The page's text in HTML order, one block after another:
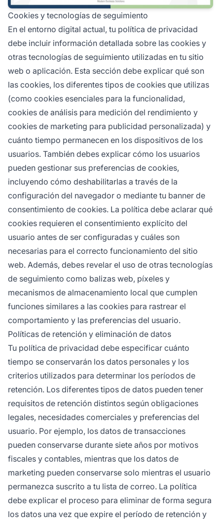
Cookies y tecnologías de seguimiento
En el entorno digital actual, tu política de privacidad
debe incluir información detallada sobre las cookies y
otras tecnologías de seguimiento utilizadas en tu sitio
web o aplicación. Esta sección debe explicar qué son
las cookies, los diferentes tipos de cookies que utilizas
(como cookies esenciales para la funcionalidad,
cookies de análisis para medición del rendimiento y
cookies de marketing para publicidad personalizada) y
cuánto tiempo permanecen en los dispositivos de los
usuarios. También debes explicar cómo los usuarios
pueden gestionar sus preferencias de cookies,
incluyendo cómo deshabilitarlas a través de la
configuración del navegador o mediante tu banner de
consentimiento de cookies. La política debe aclarar qué
cookies requieren el consentimiento explícito del
usuario antes de ser configuradas y cuáles son
necesarias para el correcto funcionamiento del sitio
web. Además, debes revelar el uso de otras tecnologías
de seguimiento como balizas web, píxeles y
mecanismos de almacenamiento local que cumplen
funciones similares a las cookies para rastrear el
comportamiento y las preferencias del usuario.
Políticas de retención y eliminación de datos
Tu política de privacidad debe especificar cuánto
tiempo se conservarán los datos personales y los
criterios utilizados para determinar los períodos de
retención. Los diferentes tipos de datos pueden tener
requisitos de retención distintos según obligaciones
legales, necesidades comerciales y preferencias del
usuario. Por ejemplo, los datos de transacciones
pueden conservarse durante siete años por motivos
fiscales y contables, mientras que los datos de
marketing pueden conservarse solo mientras el usuario
permanezca suscrito a tu lista de correo. La política
debe explicar el proceso para eliminar de forma segura
los datos una vez que expire el período de retención y